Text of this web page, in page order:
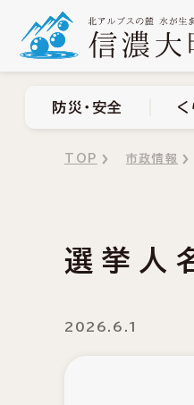
防災・安全 く
TOP 市政情報
選挙人
2026.6.1